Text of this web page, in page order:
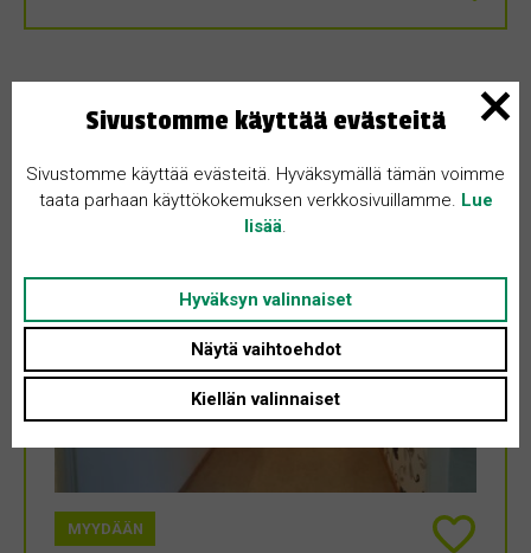
MYYDÄÄN
Sivustomme käyttää evästeitä
Sivustomme käyttää evästeitä. Hyväksymällä tämän voimme
taata parhaan käyttökokemuksen verkkosivuillamme. Lue
lisää
Hyväksyn valinnaiset
Näytä vaihtoehdot
Kiellän valinnaiset